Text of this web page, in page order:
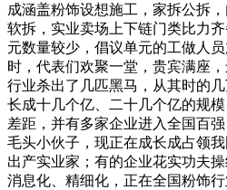
成涵盖粉饰设想施工，家拆公拆
软拆，实业卖场上下链门类比力
元数量较少，倡议单元的工做人
时，代表们欢聚一堂，贵宾满座
行业杀出了几匹黑马，从其时的
长成十几个亿、二十几个亿的规
差距，并有多家企业进入全国百
毛头小伙子，现正在成长成占领
出产实业家；有的企业花实功夫
消息化、精细化，正在全国粉饰